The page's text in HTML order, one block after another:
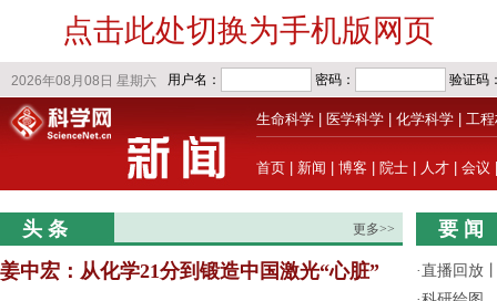
点击此处切换为手机版网页
生命科学 医学科学 化学科学 工
首页 新闻 博客 院士 人才 会议
头 条 更多>>
姜中宏：从化学21分到锻造中国激光“心脏”
要 闻
·直播回放